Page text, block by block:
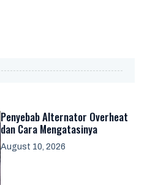
Penyebab Alternator Overheat
dan Cara Mengatasinya
August 10, 2026